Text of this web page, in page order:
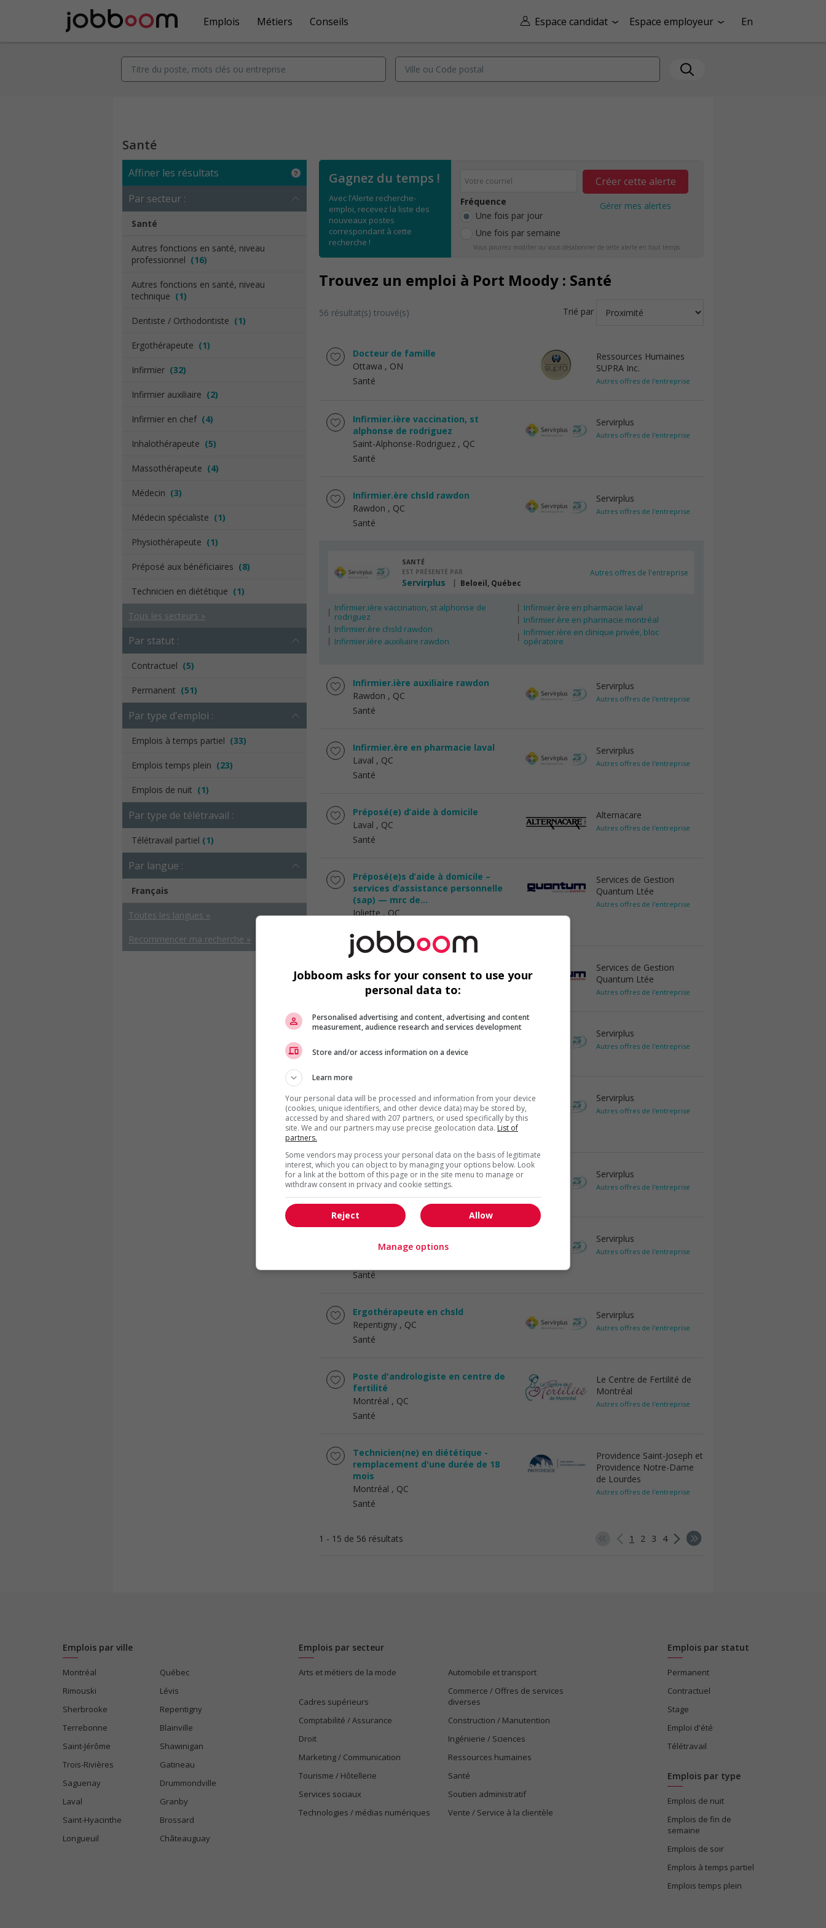
Espace candidat Espace employeur En
Emplois Métiers Conseils
Santé
Affiner les résultats
Par secteur :
Santé
Autres fonctions en santé, niveau
professionnel (16)
Autres fonctions en santé, niveau
technique (1)
Dentiste / Orthodontiste (1)
Ergothérapeute (1)
Infirmier (32)
Infirmier auxiliaire (2)
Infirmier en chef (4)
Inhalothérapeute (5)
Massothérapeute (4)
Médecin (3)
Médecin spécialiste (1)
Physiothérapeute (1)
Préposé aux bénéficiaires (8)
Technicien en diététique (1)
Tous les secteurs »
Par statut :
Contractuel (5)
Permanent (51)
Par type d'emploi :
Emplois à temps partiel (33)
Emplois temps plein (23)
Emplois de nuit (1)
Par type de télétravail :
Télétravail partiel (1)
Par langue :
Français
Toutes les langues »
Recommencer ma recherche »
Gagnez du temps !
Avec l’Alerte recherche-
emploi, recevez la liste des
nouveaux postes
correspondant à cette
recherche !
Fréquence
Une fois par jour
Une fois par semaine
Créer cette alerte
Gérer mes alertes
Vous pourrez modifier ou vous désabonner de cette alerte en tout temps.
Trouvez un emploi à Port Moody : Santé
56 résultat(s) trouvé(s) Trié par
Docteur de famille
Ottawa , ON
Santé
Ressources Humaines
SUPRA Inc.
Autres offres de l'entreprise
Infirmier.ière vaccination, st
alphonse de rodriguez
Saint-Alphonse-Rodriguez , QC
Santé
Servirplus
Autres offres de l'entreprise
Infirmier.ère chsld rawdon
Rawdon , QC
Santé
Servirplus
Autres offres de l'entreprise
SANTÉ
EST PRÉSENTÉ PAR
Servirplus Beloeil, Québec
Autres offres de l'entreprise
Infirmier.ière vaccination, st alphonse de
rodriguez
Infirmier.ère chsld rawdon
Infirmier.ière auxiliaire rawdon
Infirmier.ère en pharmacie laval
Infirmier.ère en pharmacie montréal
Infirmier.ière en clinique privée, bloc
opératoire
Infirmier.ière auxiliaire rawdon
Rawdon , QC
Santé
Servirplus
Autres offres de l'entreprise
Infirmier.ère en pharmacie laval
Laval , QC
Santé
Servirplus
Autres offres de l'entreprise
Préposé(e) d’aide à domicile
Laval , QC
Santé
Alternacare
Autres offres de l'entreprise
Préposé(e)s d’aide à domicile –
services d’assistance personnelle
(sap) — mrc de...
Joliette, QC
Services de Gestion
Quantum Ltée
Autres offres de l'entreprise
Joliette, QC
Santé
Services de Gestion
Quantum Ltée
Autres offres de l'entreprise
Infirmier.ère en pharmacie montréal
Santé
Servirplus
Autres offres de l'entreprise
Infirmier.ière en clinique privée, bloc
opératoire
Mont-Royal, QC
Santé
Servirplus
Autres offres de l'entreprise
Infirmier.ère en pharmacie montréal
Montréal, QC
Santé
Servirplus
Autres offres de l'entreprise
chaise en entreprise
Santé
Servirplus
Autres offres de l'entreprise
Ergothérapeute en chsld
Repentigny , QC
Santé
Servirplus
Autres offres de l'entreprise
Poste d'andrologiste en centre de
fertilité
Montréal , QC
Santé
Le Centre de Fertilité de
Montréal
Autres offres de l'entreprise
Technicien(ne) en diététique -
remplacement d'une durée de 18
mois
Montréal , QC
Santé
Providence Saint-Joseph et
Providence Notre-Dame
de Lourdes
Autres offres de l'entreprise
1 - 15 de 56 résultats 1 2 3 4
Emplois par ville
Montréal
Québec
Rimouski
Lévis
Sherbrooke
Repentigny
Terrebonne
Blainville
Saint-Jérôme
Shawinigan
Trois-Rivières
Gatineau
Saguenay
Drummondville
Laval
Granby
Saint-Hyacinthe
Brossard
Longueuil
Châteauguay
Emplois par secteur
Arts et métiers de la mode Automobile et transport
Cadres supérieurs
Commerce / Offres de services
diverses
Comptabilité / Assurance
Construction / Manutention
Droit
Ingénierie / Sciences
Marketing / Communication
Ressources humaines
Tourisme / Hôtellerie
Santé
Services sociaux
Soutien administratif
Technologies / médias numériques
Vente / Service à la clientèle
Emplois par statut
Permanent
Contractuel
Stage
Emploi d'été
Télétravail
Emplois par type
Emplois de nuit
Emplois de fin de
semaine
Emplois de soir
Emplois à temps partiel
Emplois temps plein
Jobboom asks for your consent to use your
personal data to:
Personalised advertising and content, advertising and content
measurement, audience research and services development
Store and/or access information on a device
Learn more
Your personal data will be processed and information from your device
(cookies, unique identifiers, and other device data) may be stored by,
accessed by and shared with 207 partners, or used specifically by this
site. We and our partners may use precise geolocation data. List of
partners.
Some vendors may process your personal data on the basis of legitimate
interest, which you can object to by managing your options below. Look
for a link at the bottom of this page or in the site menu to manage or
withdraw consent in privacy and cookie settings.
Allow
Reject
Manage options